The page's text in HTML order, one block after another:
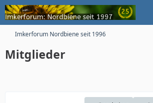
Imkerforum Nordbiene seit 1996
Mitglieder